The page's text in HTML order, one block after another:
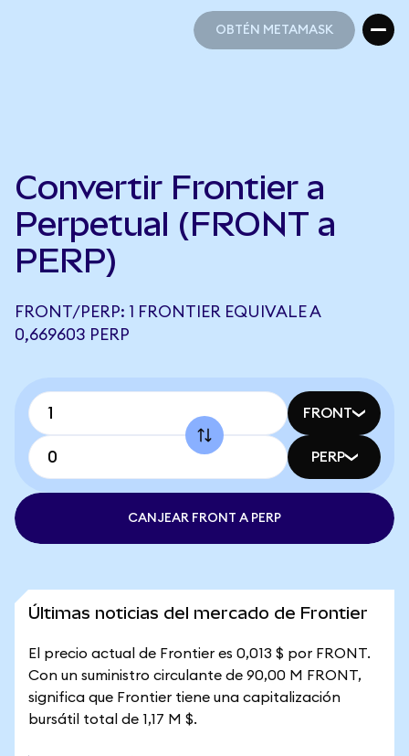
OBTÉN METAMASK
Convertir Frontier a
Perpetual (FRONT a
PERP)
FRONT/PERP: 1 FRONTIER EQUIVALE A
0,669603 PERP
FRONT
PERP
CANJEAR FRONT A PERP
Últimas noticias del mercado de Frontier
El precio actual de Frontier es 0,013 $ por FRONT.
Con un suministro circulante de 90,00 M FRONT,
significa que Frontier tiene una capitalización
bursátil total de 1,17 M $.